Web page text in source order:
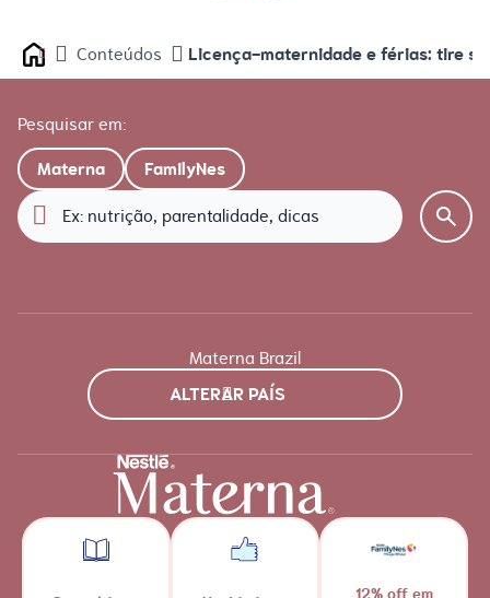
Home Conteúdos Licença-maternidade e férias: tire
Pesquisar em:
Materna FamilyNes
Materna Brazil
ALTERAR PAÍS